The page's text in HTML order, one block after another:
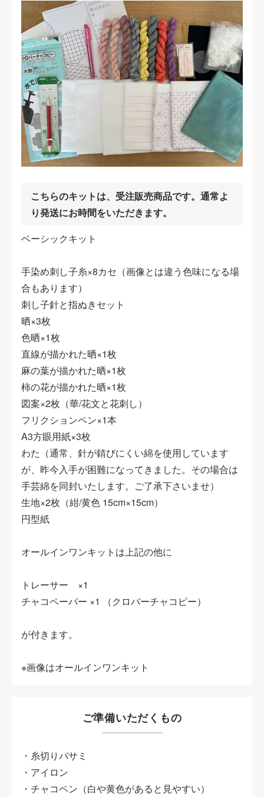
こちらのキットは、受注販売商品です。通常よ
り発送にお時間をいただきます。
ベーシックキット
手染め刺し子糸×8カセ（画像とは違う色味になる場
合もあります）
刺し子針と指ぬきセット
晒×3枚
色晒×1枚
直線が描かれた晒×1枚
麻の葉が描かれた晒×1枚
柿の花が描かれた晒×1枚
図案×2枚（華/花文と花刺し）
フリクションペン×1本
A3方眼用紙×3枚
わた（通常、針が錆びにくい綿を使用しています
が、昨今入手が困難になってきました。その場合は
手芸綿を同封いたします。ご了承下さいませ）
生地×2枚（紺/黄色 15cm×15cm）
円型紙
オールインワンキットは上記の他に
トレーサー ×1
チャコペーパー ×1 （クロバーチャコピー）
が付きます。
※画像はオールインワンキット
ご準備いただくもの
・糸切りバサミ
・アイロン
・チャコペン（白や黄色があると見やすい）